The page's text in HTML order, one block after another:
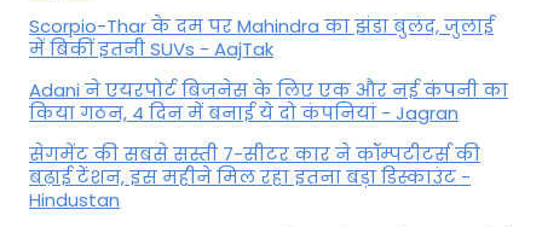
Scorpio-Thar के दम पर Mahindra का झंडा बुलंद, जुलाई
में बिकीं इतनी SUVs - AajTak
Adani ने एयरपोर्ट बिजनेस के लिए एक और नई कंपनी का
किया गठन, 4 दिन में बनाई ये दो कंपनियां - Jagran
सेगमेंट की सबसे सस्ती 7-सीटर कार ने कॉम्पटीटर्स की
बढ़ाई टेंशन, इस महीने मिल रहा इतना बड़ा डिस्काउंट -
Hindustan